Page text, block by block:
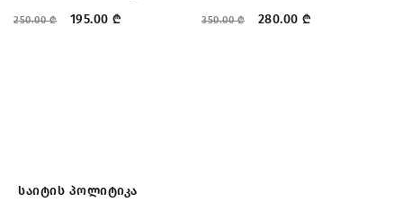
250.00₾ 195.00 ₾ 350.00₾ 280.00 ₾
საიტის პოლიტიკა